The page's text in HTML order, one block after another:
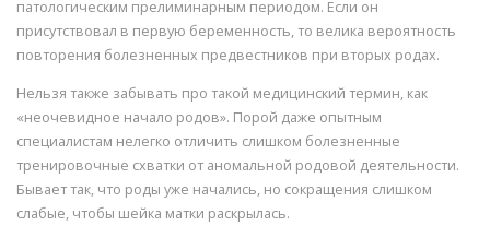
патологическим прелиминарным периодом. Если он
присутствовал в первую беременность, то велика вероятность
повторения болезненных предвестников при вторых родах.
Нельзя также забывать про такой медицинский термин, как
«неочевидное начало родов». Порой даже опытным
специалистам нелегко отличить слишком болезненные
тренировочные схватки от аномальной родовой деятельности.
Бывает так, что роды уже начались, но сокращения слишком
слабые, чтобы шейка матки раскрылась.